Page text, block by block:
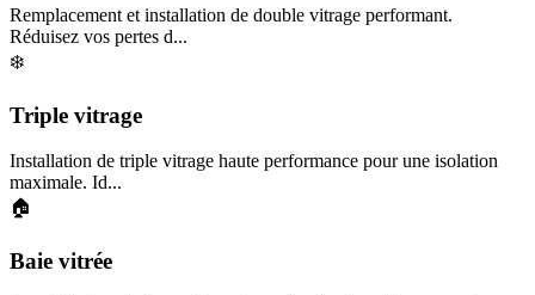
Remplacement et installation de double vitrage performant.
Réduisez vos pertes d...
❄️
Triple vitrage
Installation de triple vitrage haute performance pour une isolation
maximale. Id...
🏠
Baie vitrée